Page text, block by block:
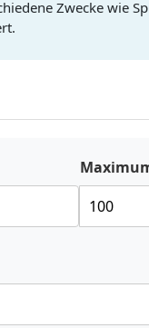
Zwecke wie